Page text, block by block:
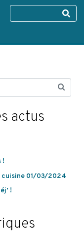
actus
!
01/03/2024
!